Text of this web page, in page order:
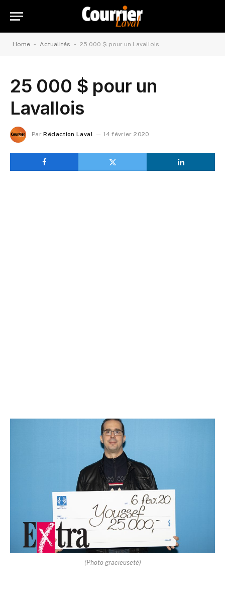
Home - Actualités - 25 000 $ pour un Lavallois
25 000 $ pour un
Lavallois
Par Rédaction Laval 14 février 2020
(Photo gracieuseté)